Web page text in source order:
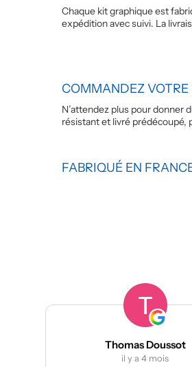
Chaque kit graphique est
expédition avec suivi. La
COMMANDEZ
N’attendez plus pour donner
résistant et livré prédécoupé,
FABRIQUÉ EN